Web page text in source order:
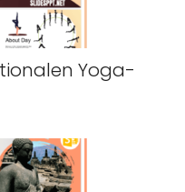
Yoga-